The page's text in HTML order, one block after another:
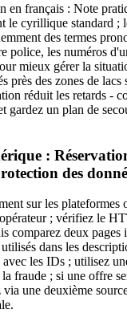
en français : Note
le cyrillique standard ;
des termes
police, les numéros
mieux gérer la
près des zones de lacs
réduit les retards -
gardez un plan de
:
des
sur les plateformes
; vérifiez le
comparez deux pages
dans les
les IDs ; utilisez
fraude ; si une offre
une deuxième